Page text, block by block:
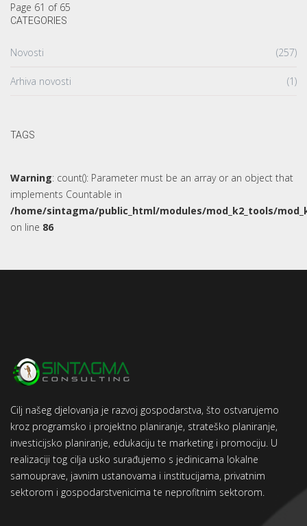
Page 61 of 65
CATEGORIES
Novosti (257)
Arhiva novosti (1)
TAGS
Warning: count(): Parameter must be an array or an object that
implements Countable in
/home/sintagma/public_html/modules/mod_k2_tools/
on line 86
Cilj našeg djelovanja je razvoj gospodarstva, što ostvarujemo
kroz programsko i projektno planiranje, strateško planiranje,
investicijsko planiranje, edukaciju te marketing i promociju. U
realizaciji tog cilja usko surađujemo s jedinicama lokalne
samouprave, javnim ustanovama i institucijama, privatnim
sektorom i gospodarstvenicima te neprofitnim sektorom.